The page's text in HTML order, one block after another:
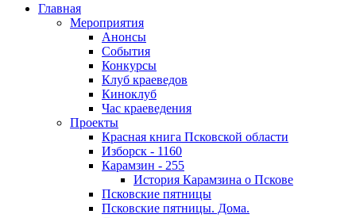
Главная
Мероприятия
Анонсы
События
Конкурсы
Клуб краеведов
Киноклуб
Час краеведения
Проекты
Красная книга Псковской области
Изборск - 1160
Карамзин - 255
История Карамзина о Пскове
Псковские пятницы
Псковские пятницы. Дома.